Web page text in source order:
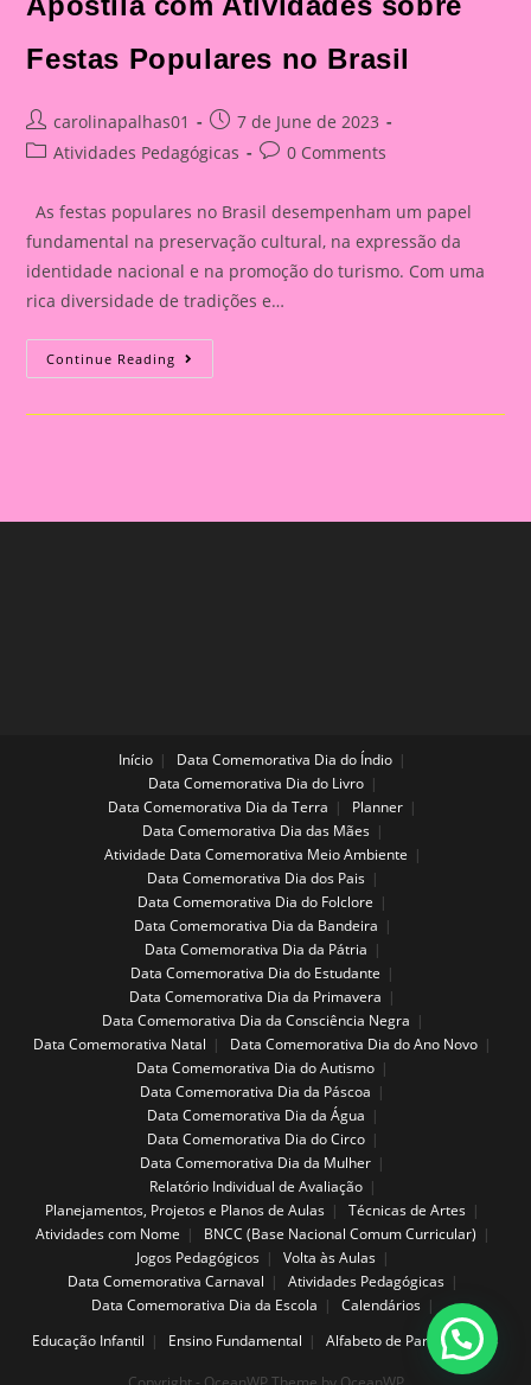
Festas Populares no Brasil
Post
author:
carolinapalhas01
Post
published:
7 de June de 2023
PostAtividades Pedagógicas
Post0 Comments
As festas populares no Brasil desempenham um papel
fundamental na preservação cultural, na expressão da
identidade nacional e na promoção do turismo. Com uma
rica diversidade de tradições e…
Continue Reading Apostila
Com
Sobre
Início
Data Comemorativa Dia do Índio
Data Comemorativa Dia do Livro
Data Comemorativa Dia da Terra
Planner
Data Comemorativa Dia das Mães
Atividade Data Comemorativa Meio Ambiente
Data Comemorativa Dia dos Pais
Data Comemorativa Dia do Folclore
Data Comemorativa Dia da Bandeira
Data Comemorativa Dia da Pátria
Data Comemorativa Dia do Estudante
Data Comemorativa Dia da Primavera
Data Comemorativa Dia da Consciência Negra
Data Comemorativa Natal
Data Comemorativa Dia do Ano Novo
Data Comemorativa Dia do Autismo
Data Comemorativa Dia da Páscoa
Data Comemorativa Dia da Água
Data Comemorativa Dia do Circo
Data Comemorativa Dia da Mulher
Relatório Individual de Avaliação
Planejamentos, Projetos e Planos de Aulas
Técnicas de Artes
Atividades com Nome
BNCC (Base Nacional Comum Curricular)
Jogos Pedagógicos
Volta às Aulas
Data Comemorativa Carnaval
Atividades Pedagógicas
Data Comemorativa Dia da Escola
Calendários
Educação Infantil
Ensino Fundamental Alfabeto de Parede